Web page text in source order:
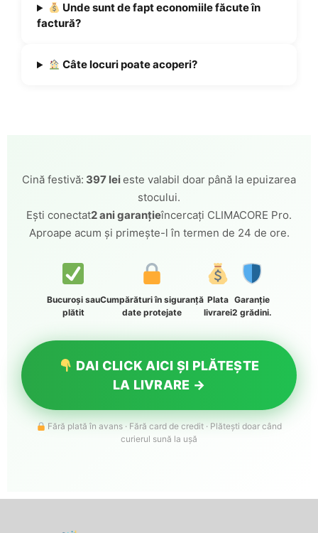
Unde sunt de fapt economiile făcute în
factură?
Câte locuri poate acoperi?
Cină festivă: 397 leieste valabil doar până la epuizarea
stocului.
Ești conectat2 ani garanțieîncercați CLIMACORE Pro.
Aproape acum și primește-l în termen de 24 de ore.
Bucuroși sau
plătit
Cumpărături în siguranță
date protejate
Plata
livrarei
Garanție
2 grădini.
DAI CLICK AICI ȘI PLĂTEȘTE
LA LIVRARE →
Fără plată în avans · Fără card de credit · Plătești doar când
curierul sună la ușă